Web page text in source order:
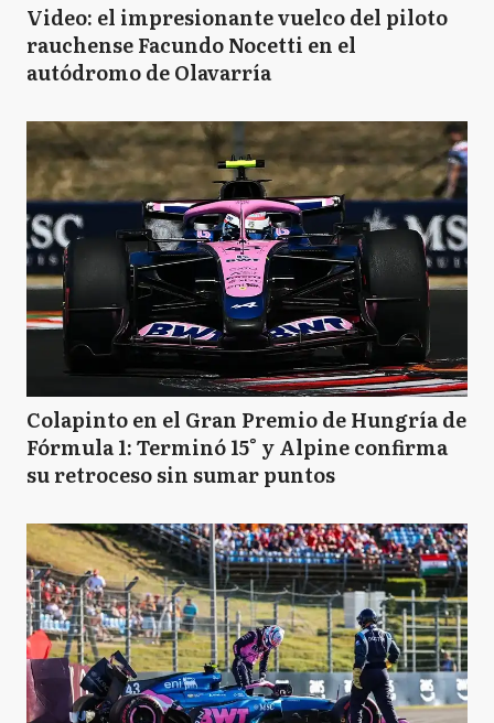
Video: el impresionante vuelco del piloto
rauchense Facundo Nocetti en el
autódromo de Olavarría
Colapinto en el Gran Premio de Hungría de
Fórmula 1: Terminó 15° y Alpine confirma
su retroceso sin sumar puntos